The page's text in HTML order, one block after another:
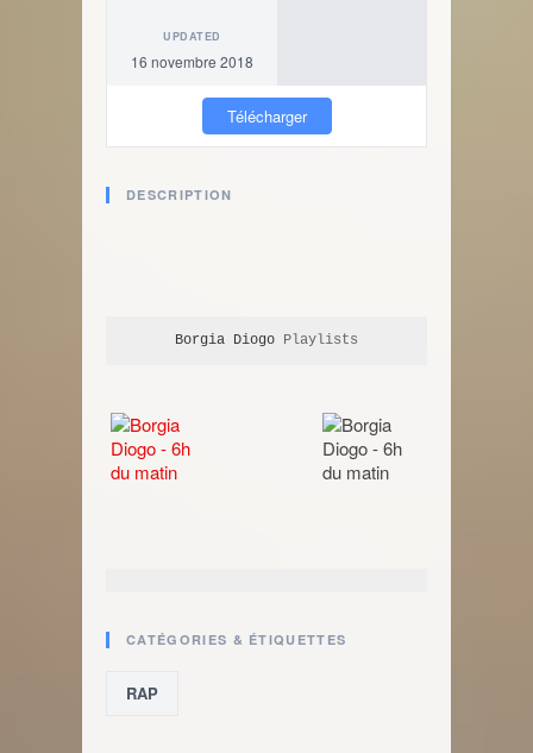
UPDATED
16 novembre 2018
Télécharger
DESCRIPTION
Borgia Diogo Playlists
CATÉGORIES & ÉTIQUETTES
RAP